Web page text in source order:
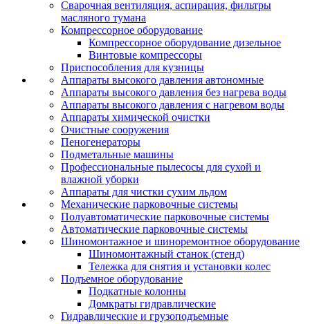
Сварочная вентиляция, аспирация, фильтры
масляного тумана
Компрессорное оборудование
Компрессорное оборудование дизельное
Винтовые компрессоры
Приспособления для кузницы
Аппараты высокого давления автономные
Аппараты высокого давления без нагрева воды
Аппараты высокого давления с нагревом воды
Аппараты химической очистки
Очистные сооружения
Пеногенераторы
Подметальные машины
Профессиональные пылесосы для сухой и
влажной уборки
Аппараты для чистки сухим льдом
Механические парковочные системы
Полуавтоматические парковочные системы
Автоматические парковочные системы
Шиномонтажное и шиноремонтное оборудование
Шиномонтажный станок (стенд)
Тележка для снятия и установки колес
Подъемное оборудование
Подкатные колонны
Домкраты гидравлические
Гидравлические и грузоподъемные